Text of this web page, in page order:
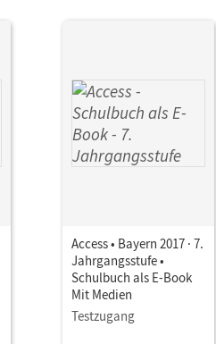
Access • Bayern 2017 · 7.
Jahrgangsstufe •
Schulbuch als E-Book
Mit Medien
Testzugang